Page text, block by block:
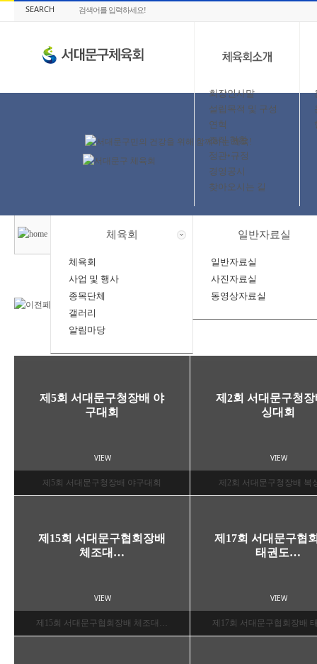
SEARCH
회장인사말
설립목적 및 구성
연혁
조직 현황
정관•규정
경영공시
찾아오시는 길
체육회
체육회
사업 및 행사
종목단체
갤러리
알림마당
일반자료실
일반자료실
사진자료실
동영상자료실
제5회 서대문구청장배 야구대회
제5회 서대문구청장배 야
구대회
VIEW
제2회 서대문구청장배 복
제2회 서대문구청
싱대회
VIEW
제15회 서대문구협회장배 체조대…
제15회 서대문구협회장배
체조대…
VIEW
제17회 서대문구협회장배
제17회 서대문구협
태권도…
VIEW